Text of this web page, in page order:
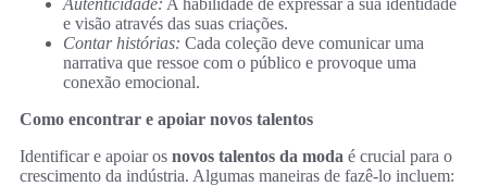
e visão através das suas criações.
Contar histórias: Cada coleção deve comunicar uma
narrativa que ressoe com o público e provoque uma
conexão emocional.
Como encontrar e apoiar novos talentos
Identificar e apoiar os novos talentos da moda é crucial para o
crescimento da indústria. Algumas maneiras de fazê-lo incluem: